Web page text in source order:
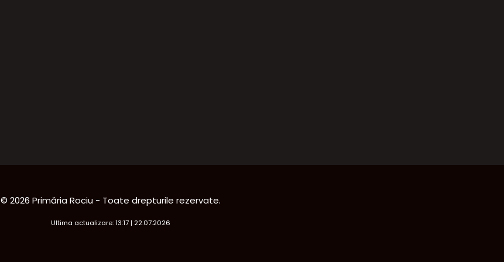
© 2026 Primăria Rociu - Toate drepturile rezervate.
Ultima actualizare: 13:17 | 22.07.2026